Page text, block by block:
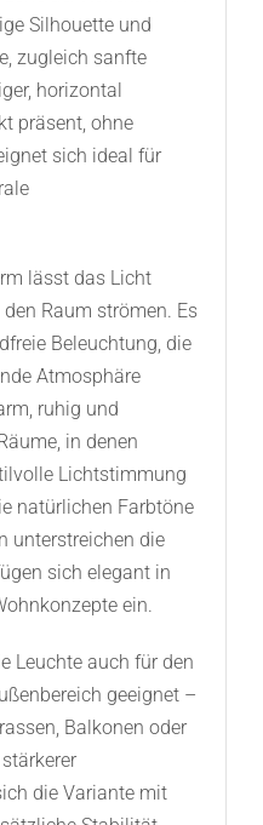
Silhouette und
zugleich sanfte
horizontal
präsent, ohne
sich ideal für
lässt das Licht
Raum strömen. Es
Beleuchtung, die
Atmosphäre
ruhig und
in denen
Lichtstimmung
natürlichen Farbtöne
unterstreichen die
sich elegant in
ein.
Leuchte auch für den
geeignet –
Balkonen oder
die Variante mit